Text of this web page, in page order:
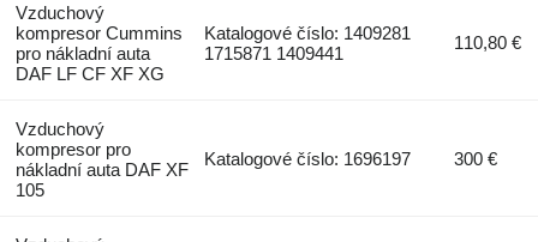
Vzduchový
kompresor Cummins
pro nákladní auta
DAF LF CF XF XG
Katalogové číslo: 1409281
1715871 1409441
110,80 €
Vzduchový
kompresor pro
nákladní auta DAF XF
105
Katalogové číslo: 1696197 300 €